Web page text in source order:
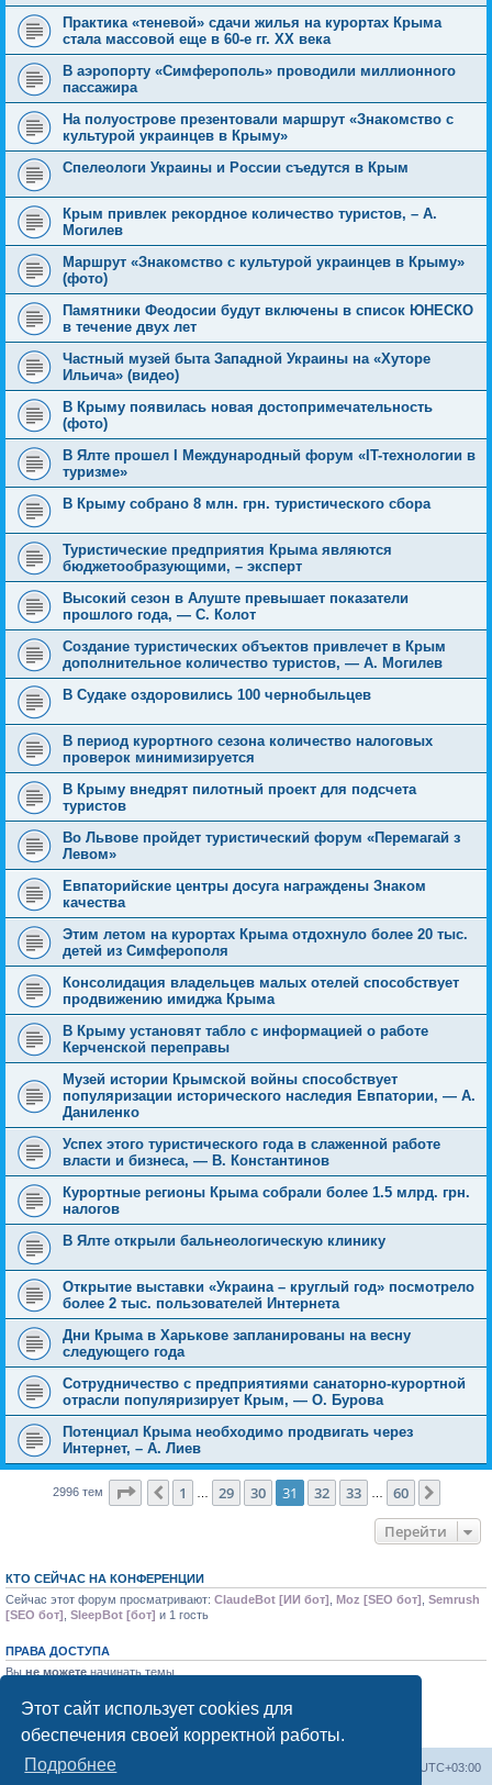
Этот сайт использует cookies для
обеспечения своей корректной работы.
Подробнее
Практика «теневой» сдачи жилья на курортах Крыма
стала массовой еще в 60-е гг. ХХ века
В аэропорту «Симферополь» проводили миллионного
пассажира
На полуострове презентовали маршрут «Знакомство с
культурой украинцев в Крыму»
Спелеологи Украины и России съедутся в Крым
Крым привлек рекордное количество туристов, – А.
Могилев
Маршрут «Знакомство с культурой украинцев в Крыму»
(фото)
Памятники Феодосии будут включены в список ЮНЕСКО
в течение двух лет
Частный музей быта Западной Украины на «Хуторе
Ильича» (видео)
В Крыму появилась новая достопримечательность
(фото)
В Ялте прошел I Международный форум «IT-технологии в
туризме»
В Крыму собрано 8 млн. грн. туристического сбора
Туристические предприятия Крыма являются
бюджетообразующими, – эксперт
Высокий сезон в Алуште превышает показатели
прошлого года, — С. Колот
Создание туристических объектов привлечет в Крым
дополнительное количество туристов, — А. Могилев
В Судаке оздоровились 100 чернобыльцев
В период курортного сезона количество налоговых
проверок минимизируется
В Крыму внедрят пилотный проект для подсчета
туристов
Во Львове пройдет туристический форум «Перемагай з
Левом»
Евпаторийские центры досуга награждены Знаком
качества
Этим летом на курортах Крыма отдохнуло более 20 тыс.
детей из Симферополя
Консолидация владельцев малых отелей способствует
продвижению имиджа Крыма
В Крыму установят табло с информацией о работе
Керченской переправы
Музей истории Крымской войны способствует
популяризации исторического наследия Евпатории, — А.
Даниленко
Успех этого туристического года в слаженной работе
власти и бизнеса, — В. Константинов
Курортные регионы Крыма собрали более 1.5 млрд. грн.
налогов
В Ялте открыли бальнеологическую клинику
Открытие выставки «Украина – круглый год» посмотрело
более 2 тыс. пользователей Интернета
Дни Крыма в Харькове запланированы на весну
следующего года
Сотрудничество с предприятиями санаторно-курортной
отрасли популяризирует Крым, — О. Бурова
Потенциал Крыма необходимо продвигать через
Интернет, – А. Лиев
2996 тем Страница 31из 60
Пред.
1 29 30 31 32 33 60
Перейти
КТО СЕЙЧАС НА КОНФЕРЕНЦИИ
Сейчас этот форум просматривают: ClaudeBot [ИИ бот] Moz [SEO бот] Semrush
[SEO бот] SleepBot [бот] и 1 гость
ПРАВА ДОСТУПА
Вы не можете начинать темы
Выне можетередактировать свои сообщения
Выне можетеудалять свои сообщения
Выне можетедобавлять вложения
Форум «Весь Крым» UTC+03:00